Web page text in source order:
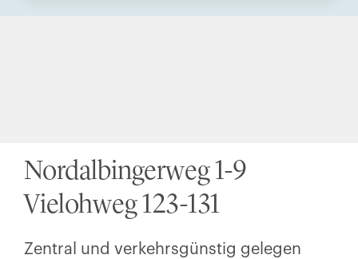
Nordalbingerweg 1-9
Vielohweg 123-131
Zentral und verkehrsgünstig gelegen